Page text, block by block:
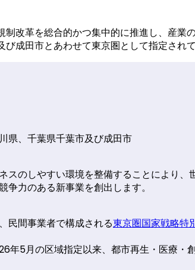
制改革を総合的かつ集中的に推進し、産
成田市とあわせて東京圏として指定されて
県、千葉県千葉市及び成田市
スのしやすい環境を整備することにより
争力のある新事業を創出します。
民間事業者で構成される東京圏国家戦略特
年5月の区域指定以来、都市再生・医療